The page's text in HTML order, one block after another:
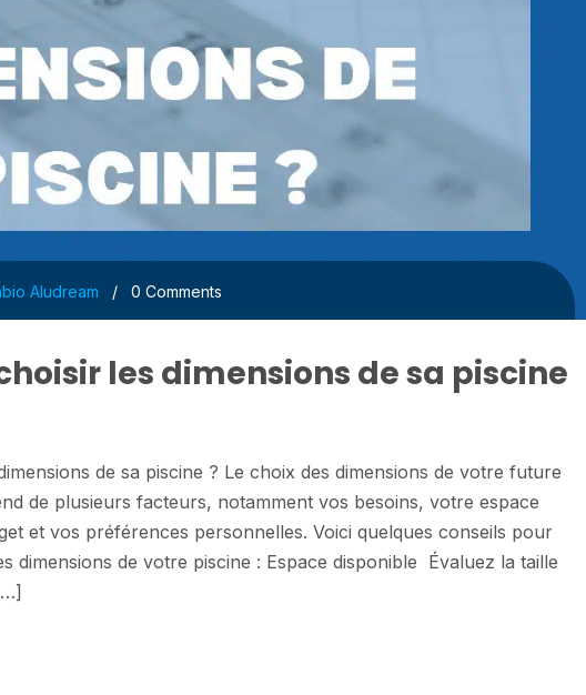
Aludream / 0 Comments
les dimensions de sa piscine
de sa piscine ? Le choix des dimensions de votre future
de plusieurs facteurs, notamment vos besoins, votre espace
et vos préférences personnelles. Voici quelques conseils pour
dimensions de votre piscine : Espace disponible Évaluez la taille